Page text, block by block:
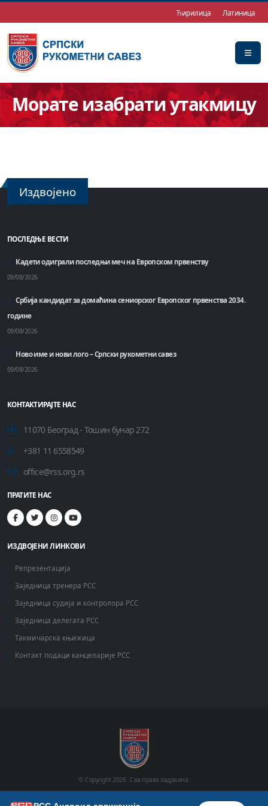
Ћирилица Латиница
Морате изабрати утакмицу
Издвојено
ПОСЛЕДЊЕ ВЕСТИ
Кадети одиграли последњи меч на Европском првенству
09/08/2026
Србија кандидат за домаћинa сениорског Европског првенства 2034.
године
09/08/2026
Ново име и нови лого – Српски рукометни савез
09/08/2026
КОНТАКТИРАЈТЕ НАС
11070 Београд - Тошин бунар 272
+381 11 6558549
office@rss.org.rs
ПРАТИТЕ НАС
ИЗДВОЈЕНИ ЛИНКОВИ
Репрезентација
Заједница тренера РСС
Заједница судија и контролора РСС
Заједница делегата РСС
Такмичарска књижица
Контакт подаци канцеларије РСС
© Copyright2026 . Сва права задржана.